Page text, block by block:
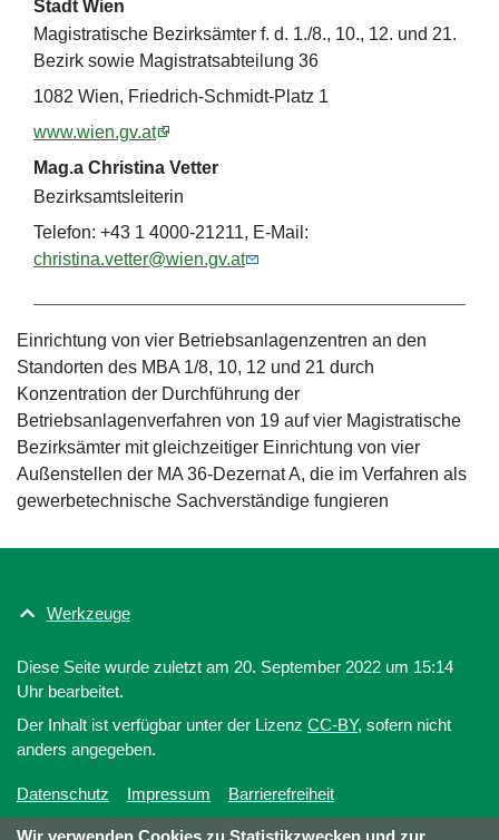
Stadt Wien
Magistratische Bezirksämter f. d. 1./8., 10., 12. und 21.
Bezirk sowie Magistratsabteilung 36
1082 Wien, Friedrich-Schmidt-Platz 1
www.wien.gv.at
Mag.a Christina Vetter
Bezirksamtsleiterin
Telefon: +43 1 4000-21211, E-Mail:
christina.vetter@wien.gv.at
Einrichtung von vier Betriebsanlagenzentren an den
Standorten des MBA 1/8, 10, 12 und 21 durch
Konzentration der Durchführung der
Betriebsanlagenverfahren von 19 auf vier Magistratische
Bezirksämter mit gleichzeitiger Einrichtung von vier
Außenstellen der MA 36-Dezernat A, die im Verfahren als
gewerbetechnische Sachverständige fungieren
Wir verwenden Cookies zu Statistikzwecken und zur
Werkzeuge
Diese Seite wurde zuletzt am 20. September 2022 um 15:14
Uhr bearbeitet.
Der Inhalt ist verfügbar unter der Lizenz CC-BY, sofern nicht
anders angegeben.
Datenschutz Impressum Barrierefreiheit